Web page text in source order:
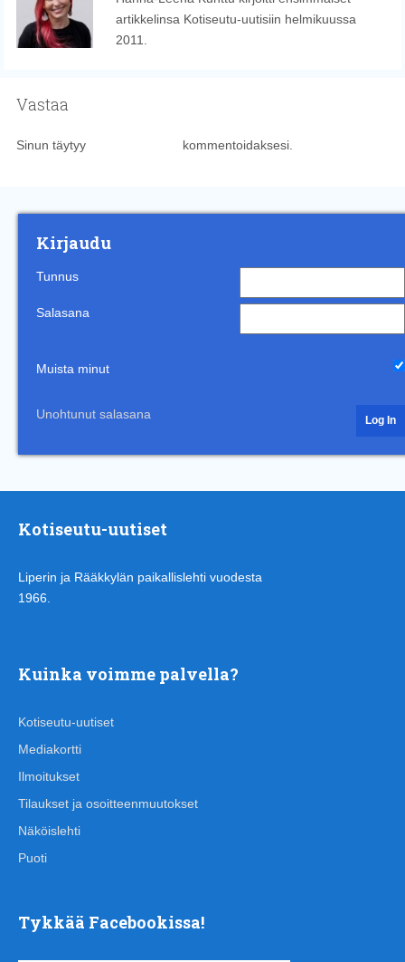
artikkelinsa Kotiseutu-uutisiin helmikuussa
2011.
Vastaa
Sinun täytyy kommentoidaksesi.
Kirjaudu
Tunnus
Salasana
Muista minut
Unohtunut salasana
Kotiseutu-uutiset
Liperin ja Rääkkylän paikallislehti vuodesta
1966.
Kuinka voimme palvella?
Kotiseutu-uutiset
Mediakortti
Ilmoitukset
Tilaukset ja osoitteenmuutokset
Näköislehti
Puoti
Tykkää Facebookissa!